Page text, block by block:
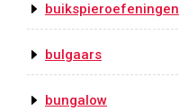
buikspieroefeningen
bulgaars
bungalow